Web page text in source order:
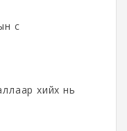
сүү
хийх нь